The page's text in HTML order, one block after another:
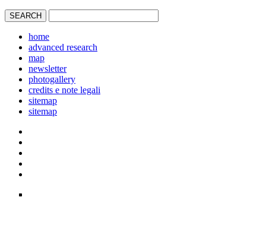
home
advanced research
map
newsletter
photogallery
credits e note legali
sitemap
sitemap